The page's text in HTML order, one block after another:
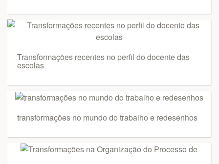
Transformações recentes no perfil do docente das
escolas
transformações no mundo do trabalho e redesenhos